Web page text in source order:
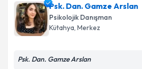
Uzm. Psk. İlbey Uçariçin randevu
oluşturun. Size bu uzmandan
takvim hazırlandığında e-posta ile
Psk. Dan. Gamze Arslan
Psikolojik Danışman
Kütahya, Merkez
Psk. Dan. Gamze Arslan